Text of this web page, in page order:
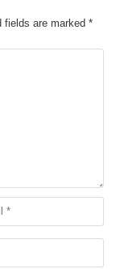
fields are marked *